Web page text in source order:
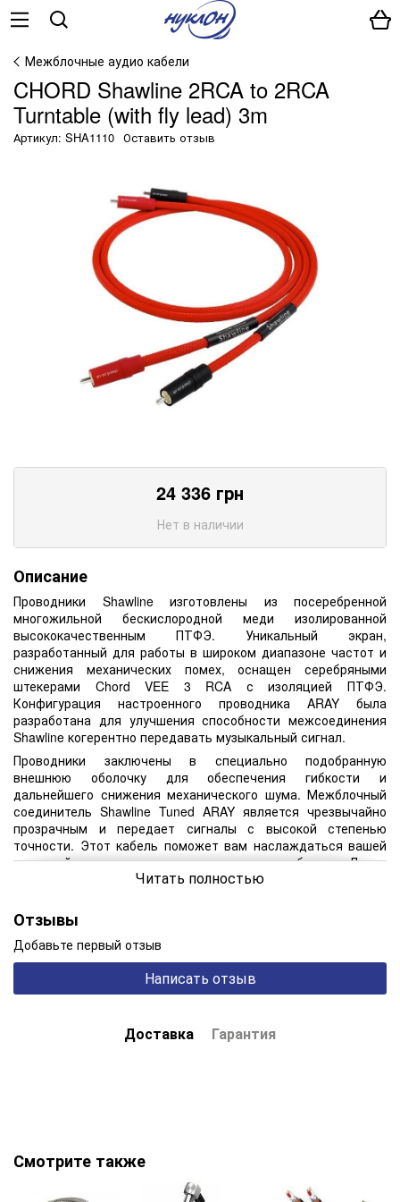
Межблочные аудио кабели
CHORD Shawline 2RCA to 2RCA
Turntable (with fly lead) 3m
Артикул: SHA1110 Оставить отзыв
24 336 грн
Нет в наличии
Описание
Проводники Shawline изготовлены из посеребренной
многожильной бескислородной меди изолированной
высококачественным ПТФЭ. Уникальный экран,
разработанный для работы в широком диапазоне частот и
снижения механических помех, оснащен серебряными
штекерами Chord VEE 3 RCA с изоляцией ПТФЭ.
Конфигурация настроенного проводника ARAY была
разработана для улучшения способности межсоединения
Shawline когерентно передавать музыкальный сигнал.
Проводники заключены в специально подобранную
внешнюю оболочку для обеспечения гибкости и
дальнейшего снижения механического шума. Межблочный
соединитель Shawline Tuned ARAY является чрезвычайно
прозрачным и передает сигналы с высокой степенью
точности. Этот кабель поможет вам наслаждаться вашей
системой в музыкальном плане наилучшим образом. Линия
Shawline оснащена новейшей технологией Tuned ARAY от
соединения RCA, DIN и XLR, цифровые межкомпонентные
соединения RCA, BNC и USB, а также дополнительный
акустический кабель. Все разъемы имеют серебряные
контакты.
Технические характеристики:
изолирован высокоэффективным ПТФЭ; использует
Читать полностью
Отзывы
Добавьте первый отзыв
Написать отзыв
Доставка Гарантия
Смотрите также